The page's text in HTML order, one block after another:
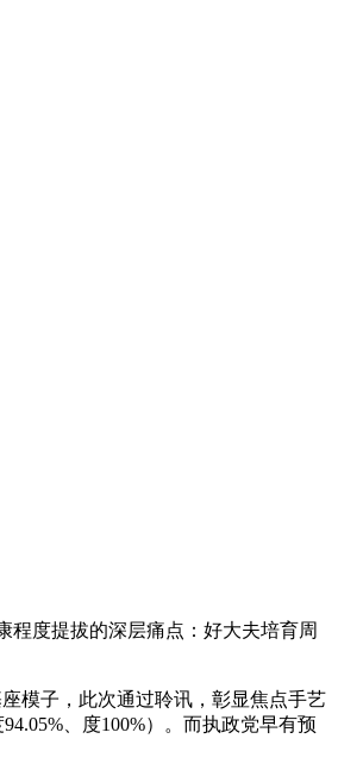
度提拔的深层痛点：好大夫培育周
模子，此次通过聆讯，彰显焦点手艺
、度100%）。而执政党早有预